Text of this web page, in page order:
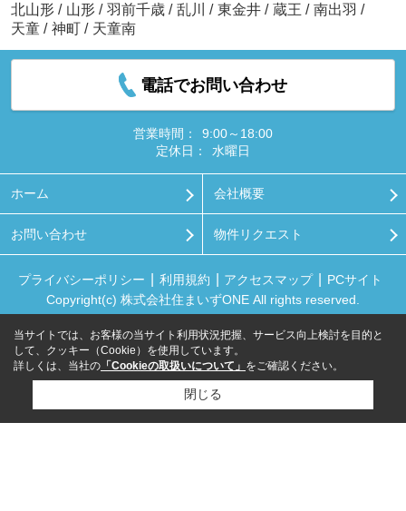
北山形 / 山形 / 羽前千歳 / 乱川 / 東金井 / 蔵王 / 南出羽 /
天童 / 神町 / 天童南
電話でお問い合わせ
営業時間：
9:00～18:00
定休日：
水曜日
ホーム 会社概要
お問い合わせ 物件リクエスト
プライバシーポリシー 利用規約 アクセスマップ
PCサイト
Copyright(c) 株式会社住まいずONE All rights reserved.
当サイトでは、お客様の当サイト利用状況把握、サービス向上検討を目的と
して、クッキー（Cookie）を使用しています。
詳しくは、当社の 「Cookieの取扱いについて」 をご確認ください。
閉じる